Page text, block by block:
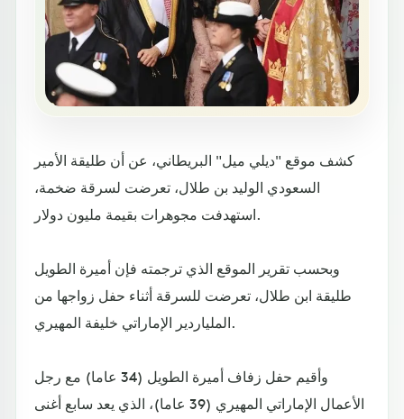
كشف موقع "ديلي ميل" البريطاني، عن أن طليقة الأمير
السعودي الوليد بن طلال، تعرضت لسرقة ضخمة،
استهدفت مجوهرات بقيمة مليون دولار.
وبحسب تقرير الموقع الذي ترجمته فإن أميرة الطويل
طليقة ابن طلال، تعرضت للسرقة أثناء حفل زواجها من
الملياردير الإماراتي خليفة المهيري.
وأقيم حفل زفاف أميرة الطويل (34 عاما) مع رجل
الأعمال الإماراتي المهيري (39 عاما)، الذي يعد سابع أغنى